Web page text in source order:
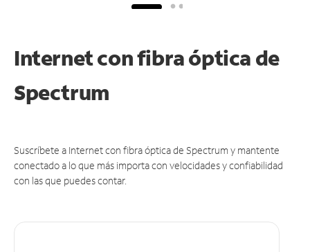
Internet con fibra óptica de
Spectrum
Suscríbete a Internet con fibra óptica de Spectrum y mantente
conectado a lo que más importa con velocidades y confiabilidad
con las que puedes contar.